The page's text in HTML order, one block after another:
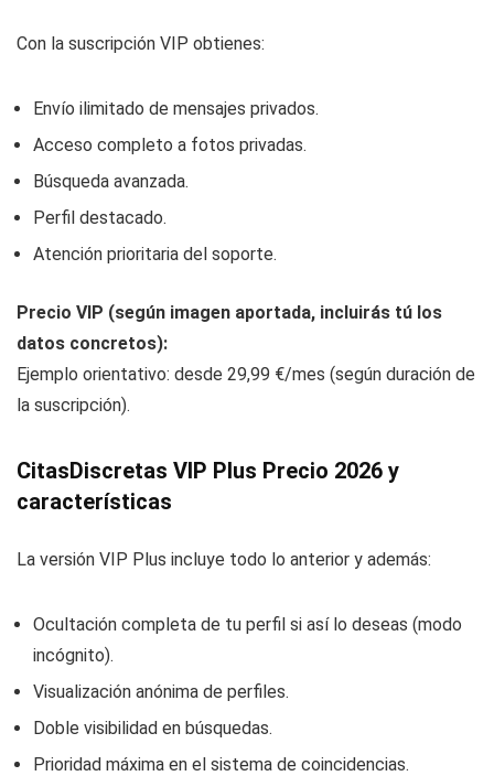
Con la suscripción VIP obtienes:
Envío ilimitado de mensajes privados.
Acceso completo a fotos privadas.
Búsqueda avanzada.
Perfil destacado.
Atención prioritaria del soporte.
Precio VIP (según imagen aportada, incluirás tú los
datos concretos):
Ejemplo orientativo: desde 29,99 €/mes (según duración de
la suscripción).
CitasDiscretas VIP Plus Precio 2026 y
características
La versión VIP Plus incluye todo lo anterior y además:
Ocultación completa de tu perfil si así lo deseas (modo
incógnito).
Visualización anónima de perfiles.
Doble visibilidad en búsquedas.
Prioridad máxima en el sistema de coincidencias.